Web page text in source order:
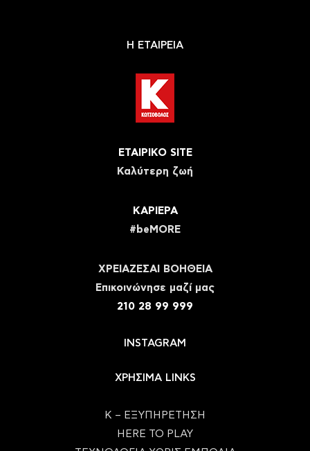
Η ΕΤΑΙΡΕΙΑ
ΕΤΑΙΡΙΚΟ SITE
Καλύτερη ζωή
ΚΑΡΙΕΡΑ
#beMORE
ΧΡΕΙΑΖΕΣΑΙ ΒΟΗΘΕΙΑ
Eπικοινώνησε μαζί μας
210 28 99 999
INSTAGRAM
ΧΡΗΣΙΜΑ LINKS
Κ – ΕΞΥΠΗΡΕΤΗΣΗ
HERE TO PLAY